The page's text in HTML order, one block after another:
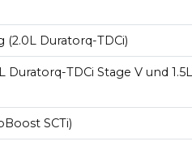
Duratorq-TDCi)
Duratorq-TDCi Stage V und 1.5L
SCTi)